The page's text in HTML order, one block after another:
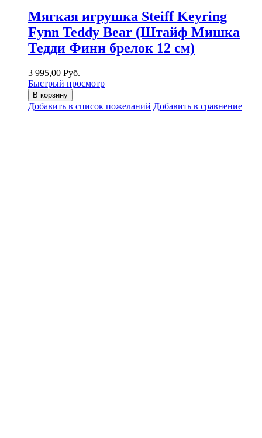
Мягкая игрушка Steiff Keyring
Fynn Teddy Bear (Штайф Мишка
Тедди Финн брелок 12 см)
3 995,00 Руб.
Быстрый просмотр
В корзину
Добавить в список пожеланий Добавить в сравнение